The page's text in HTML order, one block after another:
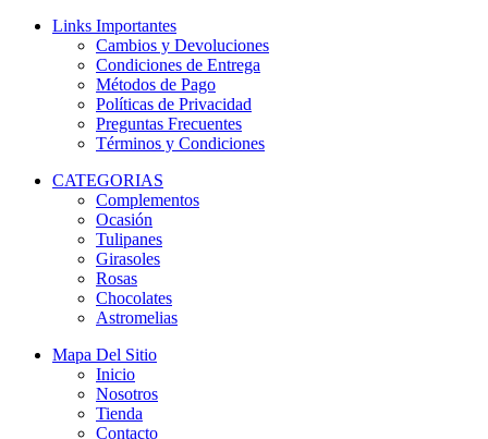
Links Importantes
Cambios y Devoluciones
Condiciones de Entrega
Métodos de Pago
Políticas de Privacidad
Preguntas Frecuentes
Términos y Condiciones
CATEGORIAS
Complementos
Ocasión
Tulipanes
Girasoles
Rosas
Chocolates
Astromelias
Mapa Del Sitio
Inicio
Nosotros
Tienda
Contacto